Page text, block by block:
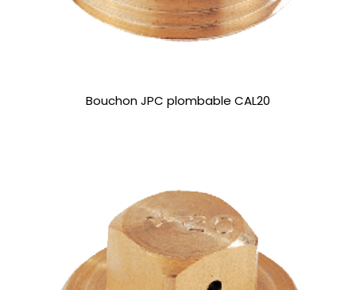
Bouchon JPC plombable CAL20